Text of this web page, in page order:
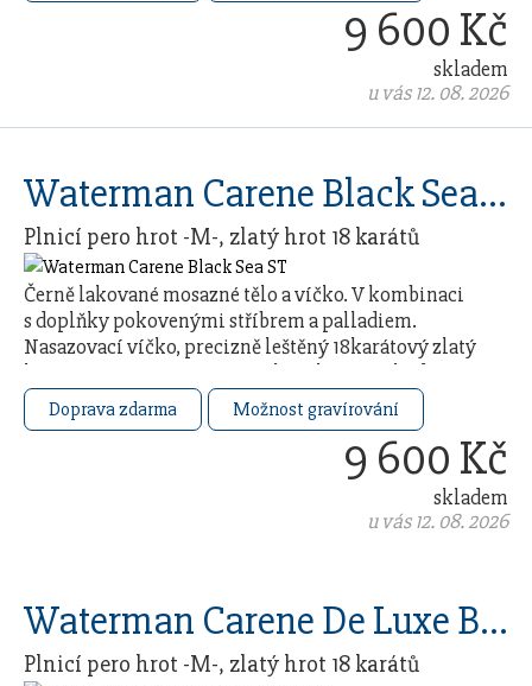
9 600 Kč
skladem
u vás 12. 08. 2026
Waterman Carene Black Sea ST
Plnicí pero hrot -M-, zlatý hrot 18 karátů
Černě lakované mosazné tělo a víčko. V kombinaci
s doplňky pokovenými stříbrem a palladiem.
Nasazovací víčko, precizně leštěný 18karátový zlatý
hrot (ryzost Au 750/1000) zcela pokovený rhodiem …
Doprava zdarma Možnost gravírování
9 600 Kč
skladem
u vás 12. 08. 2026
Waterman Carene De Luxe Black GT
Plnicí pero hrot -M-, zlatý hrot 18 karátů